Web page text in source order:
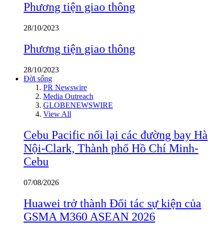
Phương tiện giao thông
28/10/2023
Phương tiện giao thông
28/10/2023
Đời sống
PR Newswire
Media Outreach
GLOBENEWSWIRE
View All
Cebu Pacific nối lại các đường bay Hà
Nội-Clark, Thành phố Hồ Chí Minh-
Cebu
07/08/2026
Huawei trở thành Đối tác sự kiện của
GSMA M360 ASEAN 2026